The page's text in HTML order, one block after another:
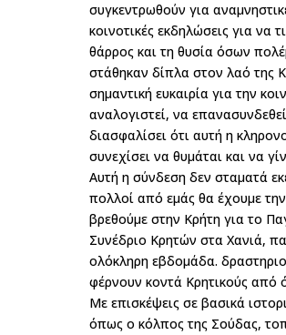
συγκεντρωθούν για
κοινοτικές εκδηλώσεις για να
θάρρος και τη θυσία όσων
στάθηκαν δίπλα στον λαό της
σημαντική ευκαιρία για την
αναλογιστεί, να
διασφαλίσει ότι αυτή η
συνεχίσει να θυμάται και να
Αυτή η σύνδεση δεν σταματά
πολλοί από εμάς θα έχουμε
βρεθούμε στην Κρήτη για το
Συνέδριο Κρητών στα Χανιά,
ολόκληρη εβδομάδα.
φέρνουν κοντά Κρητικούς από
Με επισκέψεις σε βασικά
όπως ο κόλπος της Σούδας,